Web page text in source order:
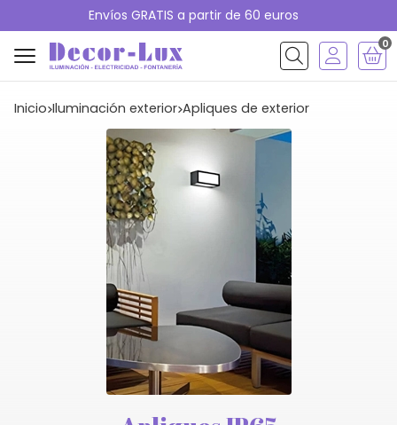
Envíos GRATIS a partir de 60 euros
Buscar
0
Inicio iluminación exterior apliques de exterior